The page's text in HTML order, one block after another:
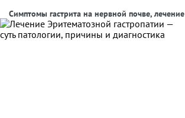
Симптомы гастрита на нервной почве, лечение